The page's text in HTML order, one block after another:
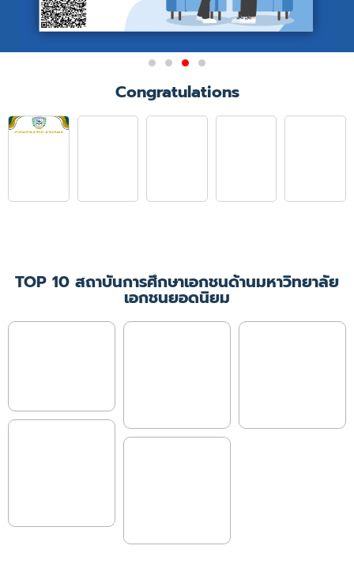
Congratulations
TOP 10 สถาบันการศึกษาเอกชนด้านมหาวิทยาลัย
เอกชนยอดนิยม